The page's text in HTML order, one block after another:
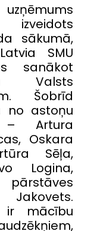
sākumā,
SMU
sanākot
Valsts
Šobrīd
no astoņu
– Artura
Oskara
Sēļa,
Logina,
pārstāves
ir mācību